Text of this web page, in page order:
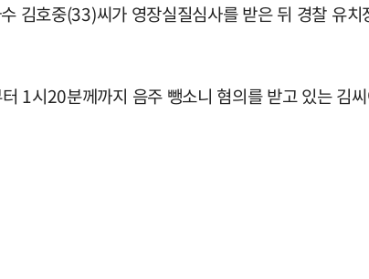
김호중(33)씨가 영장실질심사를 받은 뒤 경찰 유
1시20분께까지 음주 뺑소니 혐의를 받고 있는 김